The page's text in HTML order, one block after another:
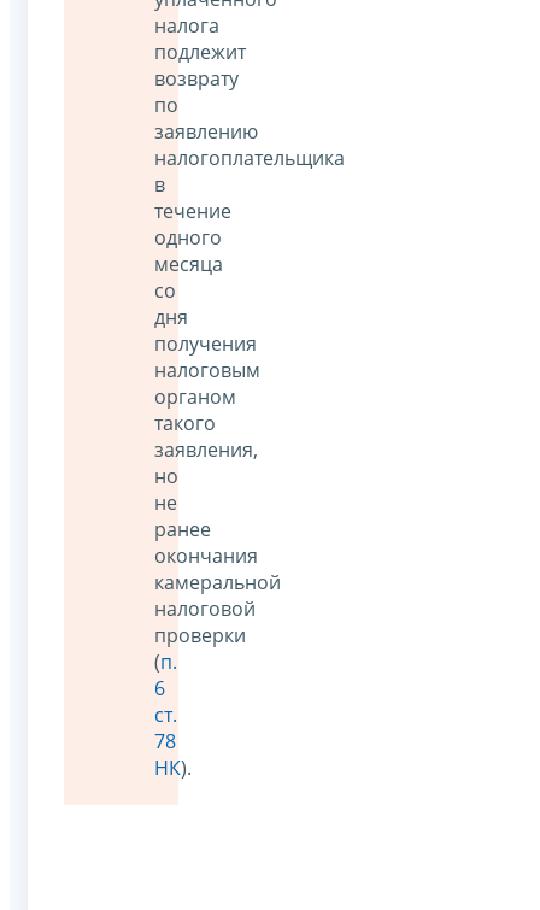
налога
подлежит
возврату
по
заявлению
налогоплательщика
в
течение
одного
месяца
со
дня
получения
налоговым
органом
такого
заявления,
но
не
ранее
окончания
камеральной
налоговой
проверки
(п.
6
ст.
78
НК).